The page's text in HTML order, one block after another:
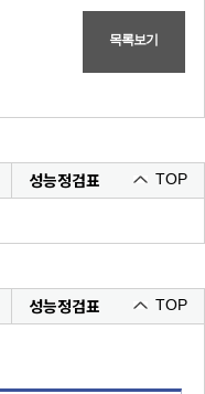
목록보기
성능정검표 TOP
성능정검표 TOP